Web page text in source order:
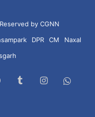
by CGNN
DPR CM
Naxal
Reddit TumblrInstagram